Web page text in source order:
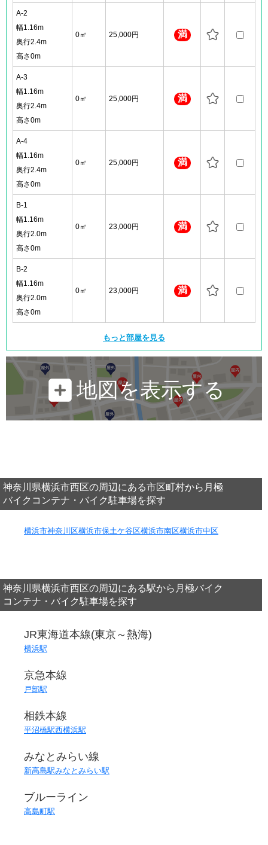
A-2
幅1.16m
奥行2.4m
高さ0m
0㎡ 25,000円 満
A-3
幅1.16m
奥行2.4m
高さ0m
0㎡ 25,000円 満
A-4
幅1.16m
奥行2.4m
高さ0m
0㎡ 25,000円 満
B-1
幅1.16m
奥行2.0m
高さ0m
0㎡ 23,000円 満
B-2
幅1.16m
奥行2.0m
高さ0m
0㎡ 23,000円 満
もっと部屋を見る
地図を表示する
神奈川県横浜市西区の周辺にある市区町村から月極
バイクコンテナ・バイク駐車場を探す
横浜市神奈川区横浜市保土ケ谷区横浜市南区横浜市中区
神奈川県横浜市西区の周辺にある駅から月極バイク
コンテナ・バイク駐車場を探す
JR東海道本線(東京～熱海)
横浜駅
京急本線
戸部駅
相鉄本線
平沼橋駅西横浜駅
みなとみらい線
新高島駅みなとみらい駅
ブルーライン
高島町駅